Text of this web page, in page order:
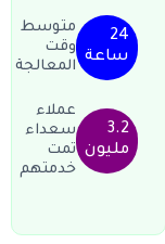
24
ساعة
متوسط
وقت
المعالجة
3.2
مليون
عملاء
سعداء
تمت
خدمتهم